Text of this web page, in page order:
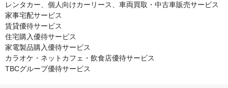
レンタカー、個人向けカーリース、車両買取・中古車販売サービス
家事宅配サービス
賃貸優待サービス
住宅購入優待サービス
家電製品購入優待サービス
カラオケ・ネットカフェ・飲食店優待サービス
TBCグループ優待サービス